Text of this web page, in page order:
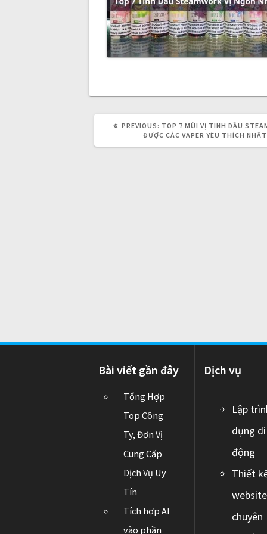
v
i
g
PREVIOUS: P
R
TOP 7 MÙI VỊ TINH DẦU
ĐƯỢC CÁC VAPER YÊU THÍCH NHẤT
Bài viết gần đây
Tổng Hợp
Top Công
Ty, Đơn Vị
Cung Cấp
Dịch Vụ Uy
Tín
Tích hợp AI
vào phần
Dịch vụ
Lập
dụng di
động
Thiết
website
chuyên